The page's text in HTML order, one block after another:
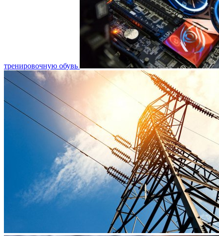
тренировочную обувь